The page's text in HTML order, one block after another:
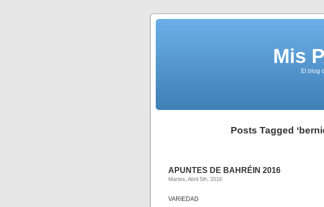
Mis
El blog
Posts Tagged
APUNTES DE BAHRÉIN 2016
Martes, Abril 5th, 2016
VARIEDAD